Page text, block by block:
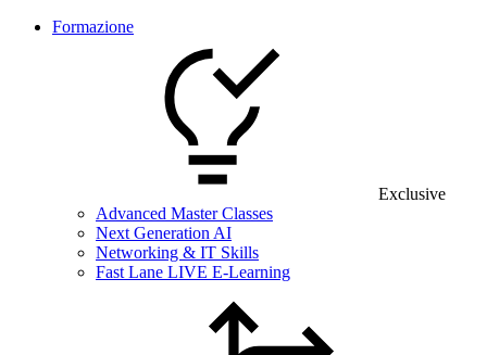
Formazione
Exclusive
Advanced Master Classes
Next Generation AI
Networking & IT Skills
Fast Lane LIVE E-Learning